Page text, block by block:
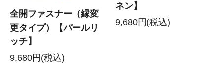
全開ファスナー（縁変
更タイプ）【パールリ
ッチ】
9,680円(税込)
ネン】
9,680円(税込)